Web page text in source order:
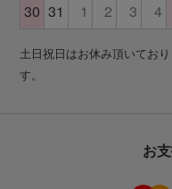
土日祝日はお休み頂いてお
す。
お